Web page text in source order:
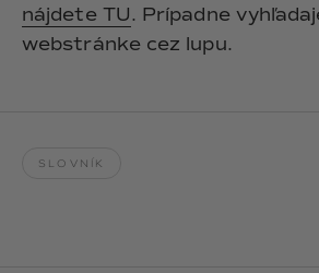
nájdete TU. Prípadne
webstránke cez lupu.
SLOVNÍK
MUCUMU
Hair & Body Mist